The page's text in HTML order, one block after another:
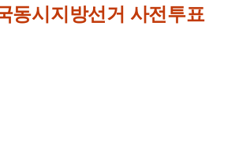
동시지방선거 사전투표